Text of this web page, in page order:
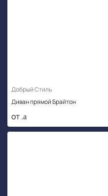
Добрый Стиль
Диван прямой Брайтон
от .